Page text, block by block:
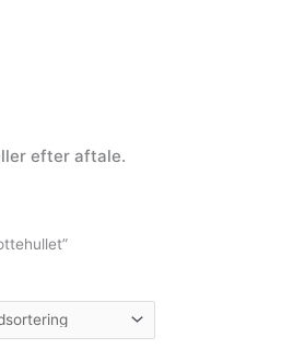
efter aftale.